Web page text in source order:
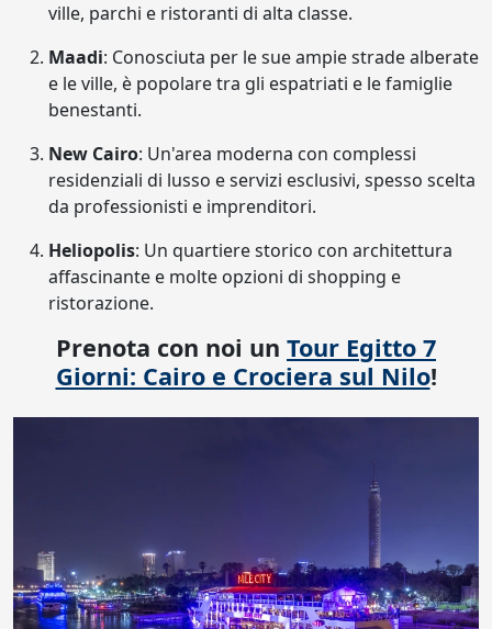
ville, parchi e ristoranti di alta classe.
Maadi: Conosciuta per le sue ampie strade alberate
e le ville, è popolare tra gli espatriati e le famiglie
benestanti.
New Cairo: Un'area moderna con complessi
residenziali di lusso e servizi esclusivi, spesso scelta
da professionisti e imprenditori.
Heliopolis: Un quartiere storico con architettura
affascinante e molte opzioni di shopping e
ristorazione.
Prenota con noi un Tour Egitto 7
Giorni: Cairo e Crociera sul Nilo!